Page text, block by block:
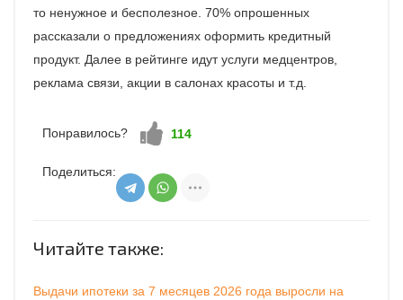
то ненужное и бесполезное. 70% опрошенных
рассказали о предложениях оформить кредитный
продукт. Далее в рейтинге идут услуги медцентров,
реклама связи, акции в салонах красоты и т.д.
Понравилось? Нравится!
114
Поделиться:
Читайте также:
Выдачи ипотеки за 7 месяцев 2026 года выросли на